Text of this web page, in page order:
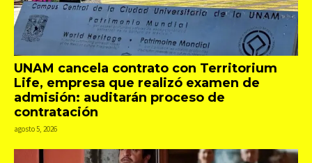
UNAM cancela contrato con Territorium
Life, empresa que realizó examen de
admisión: auditarán proceso de
contratación
agosto 5, 2026